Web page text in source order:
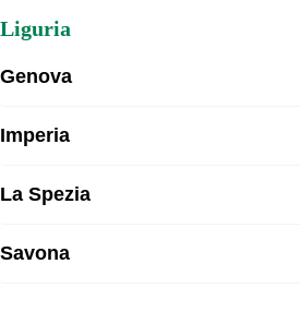
Liguria
Genova
Imperia
La Spezia
Savona